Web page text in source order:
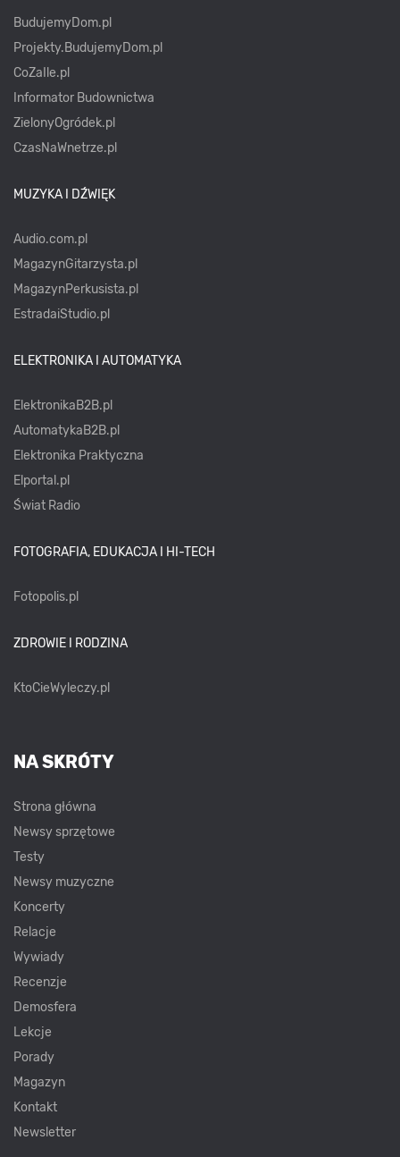
BudujemyDom.pl
Projekty.BudujemyDom.pl
CoZaIle.pl
Informator Budownictwa
ZielonyOgródek.pl
CzasNaWnetrze.pl
MUZYKA I DŹWIĘK
Audio.com.pl
MagazynGitarzysta.pl
MagazynPerkusista.pl
EstradaiStudio.pl
ELEKTRONIKA I AUTOMATYKA
ElektronikaB2B.pl
AutomatykaB2B.pl
Elektronika Praktyczna
Elportal.pl
Świat Radio
FOTOGRAFIA, EDUKACJA I HI-TECH
Fotopolis.pl
ZDROWIE I RODZINA
KtoCieWyleczy.pl
NA SKRÓTY
Strona główna
Newsy sprzętowe
Testy
Newsy muzyczne
Koncerty
Relacje
Wywiady
Recenzje
Demosfera
Lekcje
Porady
Magazyn
Kontakt
Newsletter